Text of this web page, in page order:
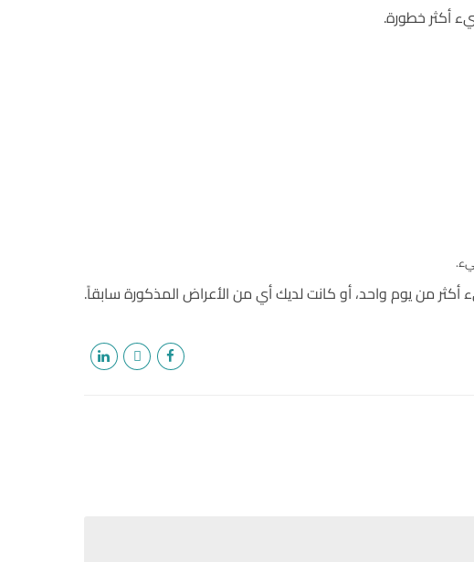
أكثر خطورة.
أكثر من يوم واحد، أو كانت لديك أي من الأعراض المذكورة سابقاً.